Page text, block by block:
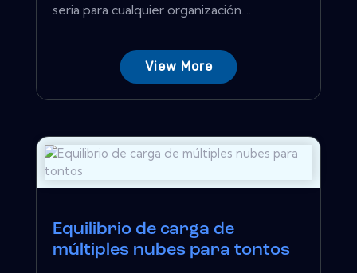
seria para cualquier organización....
View More
Equilibrio de carga de
múltiples nubes para tontos